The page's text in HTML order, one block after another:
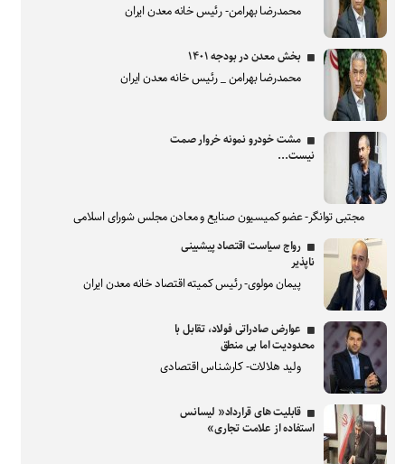
محمدرضا بهرامن- رئیس خانه معدن ایران
بخش معدن در بودجه ۱۴۰۱
محمدرضا بهرامن _ رئیس خانه معدن ایران
مشت خودرو نمونه خروار صمت
نیست...
مجتبی توانگر- عضو کمیسیون صنایع و معادن مجلس شورای اسلامی
رواج سیاست اقتصاد پیشبینی
ناپذیر
پیمان مولوی- رئیس کمیته اقتصاد خانه معدن ایران
عوارض صادراتی فولاد، تقابل با
محدودیت اما بی منطق
ولید هلالات- کارشناس اقتصادی
قابلیت های قرارداد« لیسانس
استفاده از علامت تجاری»